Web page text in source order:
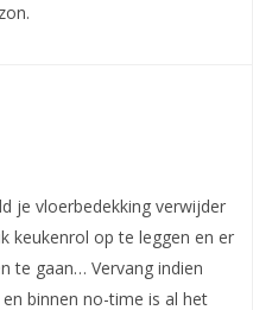
je vloerbedekking verwijder
keukenrol op te leggen en er
te gaan… Vervang indien
binnen no-time is al het